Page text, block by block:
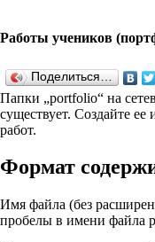
Работы учеников
Поделиться…
Папки „port­fo­lio“ на
существует. Создайте
работ.
Формат
Имя файла (без
пробелы в имени файла